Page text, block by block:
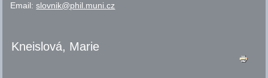
Email:slovnik@phil.muni.cz
Kneislová, Marie